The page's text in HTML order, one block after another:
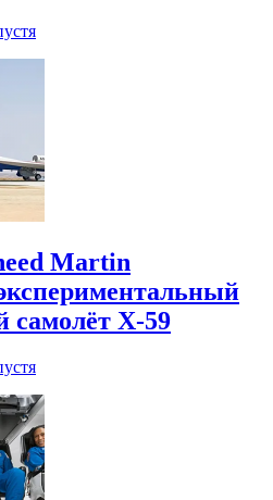
Martin
самолёт X-59